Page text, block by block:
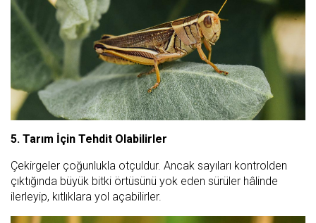
5. Tarım İçin Tehdit Olabilirler
Çekirgeler çoğunlukla otçuldur. Ancak sayıları kontrolden
çıktığında büyük bitki örtüsünü yok eden sürüler hâlinde
ilerleyip, kıtlıklara yol açabilirler.